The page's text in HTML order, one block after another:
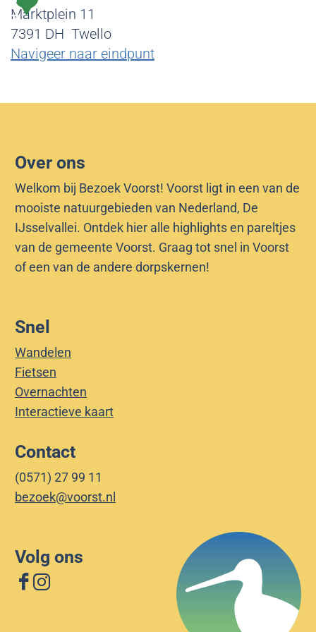
r
d
i
l
t
j
r
k
T
e
n
D
o
t
e
n
e
/
D
a
e
n
o
d
7
Marktplein 11
7391 DH Twello
Navigeer naar eindpunt
o
h
e
e
k
e
o
Over ons
Welkom bij Bezoek Voorst! Voorst ligt in een van de
mooiste natuurgebieden van Nederland, De
IJsselvallei. Ontdek hier alle highlights en pareltjes
van de gemeente Voorst. Graag tot snel in Voorst
of een van de andere dorpskernen!
Snel
Wandelen
Fietsen
Overnachten
Interactieve kaart
Contact
(0571) 27 99 11
bezoek@voorst.nl
Volg ons
F
I